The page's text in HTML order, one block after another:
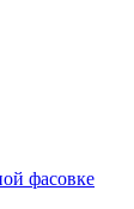
фасовке